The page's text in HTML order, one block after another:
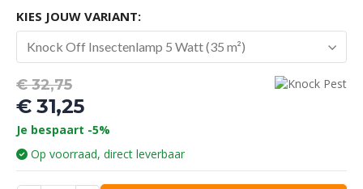
KIES JOUW VARIANT:
Knock Off Insectenlamp 5 Watt (35 m²)
€32,75
prijs
was:
€ 32,75.
€31,25
Huidige
prijs
is:
€ 31,25.
Je bespaart -5%
Op voorraad, direct leverbaar